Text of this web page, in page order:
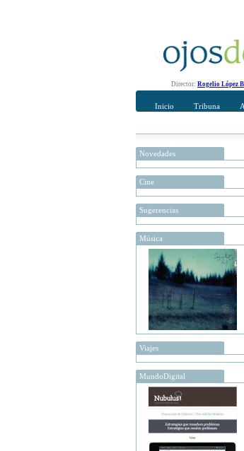
Director: Rogelio López
Inicio Tribuna
Novedades
Cine
Sugerencias
Música
Viajes
MundoDigital